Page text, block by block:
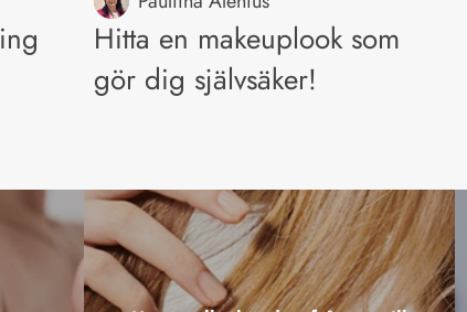
Hitta en makeuplook som
gör dig självsäker!